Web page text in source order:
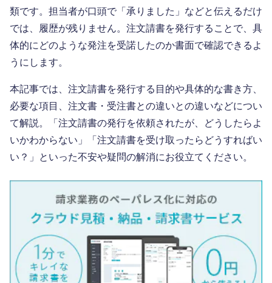
類です。担当者が口頭で「承りました」などと伝えるだけ
では、履歴が残りません。注文請書を発行することで、具
体的にどのような発注を受諾したのか書面で確認できるよ
うにします。
本記事では、注文請書を発行する目的や具体的な書き方、
必要な項目、注文書・受注書との違いとの違いなどについ
て解説。「注文請書の発行を依頼されたが、どうしたらよ
いかわからない」「注文請書を受け取ったらどうすればい
い？」といった不安や疑問の解消にお役立てください。